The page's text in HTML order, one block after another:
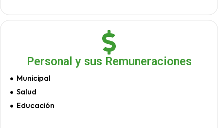
Personal y sus Remuneraciones
Municipal
Salud
Educación